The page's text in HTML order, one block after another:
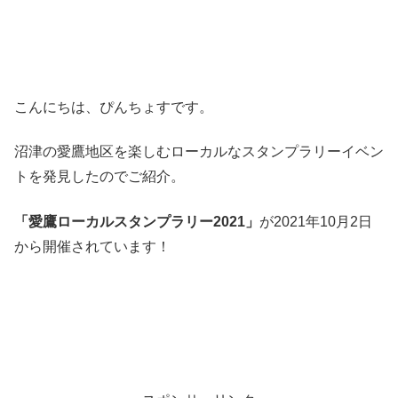
こんにちは、ぴんちょすです。
沼津の愛鷹地区を楽しむローカルなスタンプラリーイベン
トを発見したのでご紹介。
「愛鷹ローカルスタンプラリー2021」 が2021年10月2日
から開催されています！